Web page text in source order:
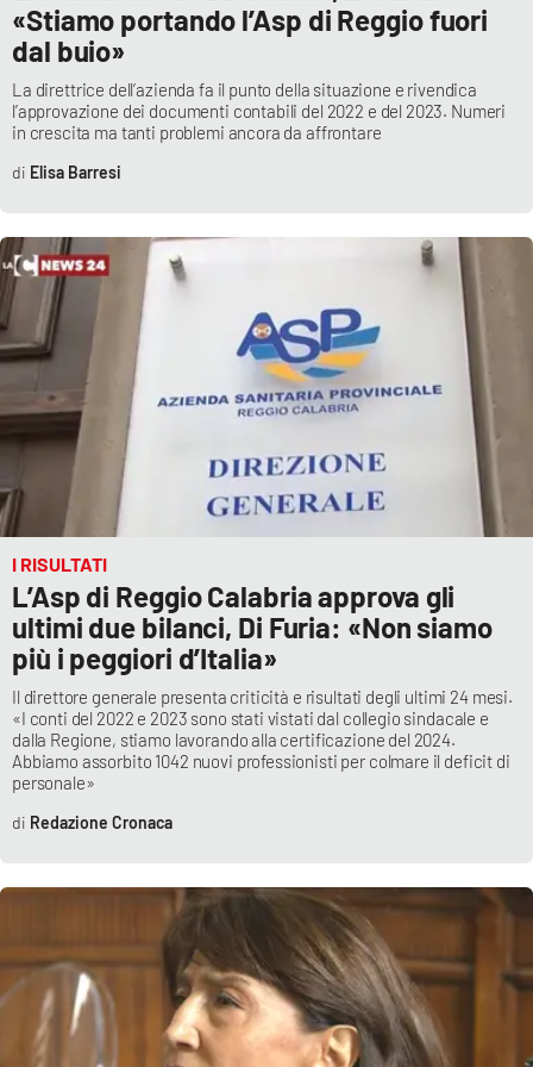
EDIZIONI
LOCALI
Catanzaro
Vibo Valentia
Reggio Calabria
Cosenza
Lamezia Terme
PROGETTI
SPECIALI
Buona Sanità Calabria
CALABRIAVISIONE
Destinazioni
LAC
NETWORK
«Stiamo portando l’Asp di Reggio fuori
dal buio»
La direttrice dell’azienda fa il punto della situazione e rivendica
l’approvazione dei documenti contabili del 2022 e del 2023. Numeri
in crescita ma tanti problemi ancora da affrontare
Elisa Barresi
I RISULTATI
L’Asp di Reggio Calabria approva gli
ultimi due bilanci, Di Furia: «Non siamo
più i peggiori d’Italia»
Il direttore generale presenta criticità e risultati degli ultimi 24 mesi.
«I conti del 2022 e 2023 sono stati vistati dal collegio sindacale e
dalla Regione, stiamo lavorando alla certificazione del 2024.
Abbiamo assorbito 1042 nuovi professionisti per colmare il deficit di
personale»
Redazione Cronaca